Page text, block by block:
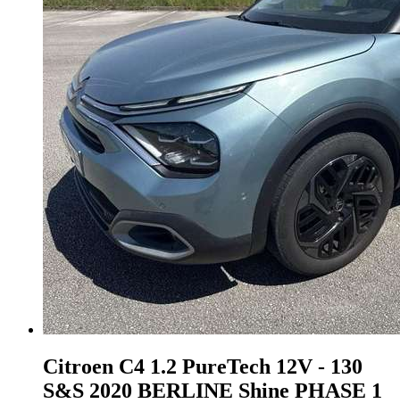
Citroen C4 1.2 PureTech 12V - 130
S&S 2020 BERLINE Shine PHASE 1